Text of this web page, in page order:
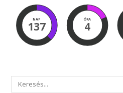
NAP
137
ÓRA
4